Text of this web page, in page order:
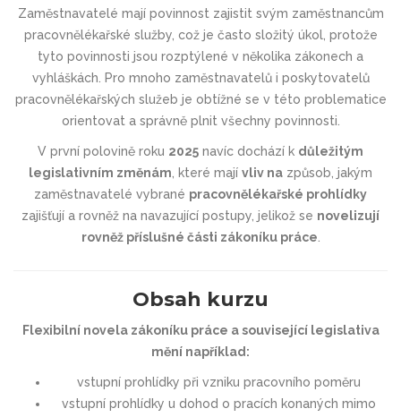
Zaměstnavatelé mají povinnost zajistit svým zaměstnancům
pracovnělékařské služby, což je často složitý úkol, protože
tyto povinnosti jsou rozptýlené v několika zákonech a
vyhláškách. Pro mnoho zaměstnavatelů i poskytovatelů
pracovnělékařských služeb je obtížné se v této problematice
orientovat a správně plnit všechny povinnosti.
V první polovině roku 2025 navíc dochází k důležitým
legislativním změnám , které mají vliv na způsob, jakým
zaměstnavatelé vybrané pracovnělékařské prohlídky
zajišťují a rovněž na navazující postupy, jelikož se novelizují
rovněž příslušné části zákoníku práce
Obsah kurzu
Flexibilní novela zákoníku práce a související legislativa
mění například:
vstupní prohlídky při vzniku pracovního poměru
vstupní prohlídky u dohod o pracích konaných mimo